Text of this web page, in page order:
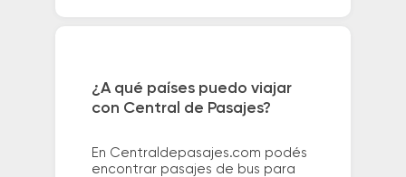
¿A qué países puedo viajar
con Central de Pasajes?
En Centraldepasajes.com podés
encontrar pasajes de bus para